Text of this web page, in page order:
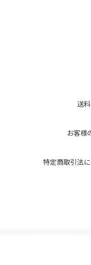
送料
お客様
特定商取引法